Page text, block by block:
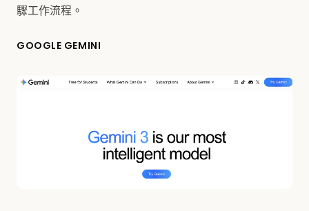
驟工作流程。
GOOGLE GEMINI